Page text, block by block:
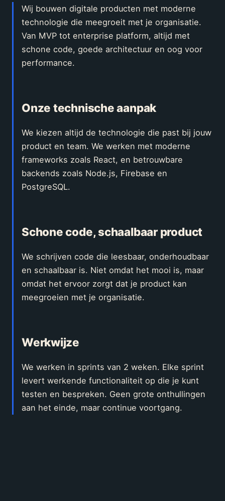
Wij bouwen digitale producten met moderne
technologie die meegroeit met je organisatie.
Van MVP tot enterprise platform, altijd met
schone code, goede architectuur en oog voor
performance.
Onze technische aanpak
We kiezen altijd de technologie die past bij jouw
product en team. We werken met moderne
frameworks zoals React, en betrouwbare
backends zoals Node.js, Firebase en
PostgreSQL.
Schone code, schaalbaar product
We schrijven code die leesbaar, onderhoudbaar
en schaalbaar is. Niet omdat het mooi is, maar
omdat het ervoor zorgt dat je product kan
meegroeien met je organisatie.
Werkwijze
We werken in sprints van 2 weken. Elke sprint
levert werkende functionaliteit op die je kunt
testen en bespreken. Geen grote onthullingen
aan het einde, maar continue voortgang.